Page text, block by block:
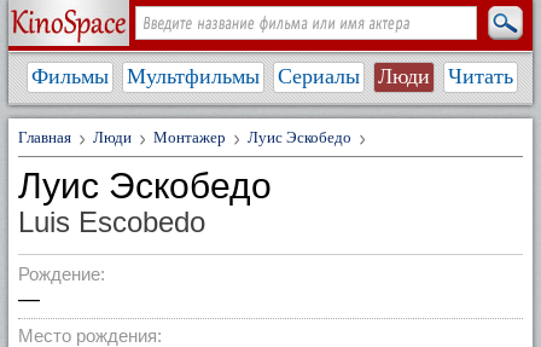
Фильмы Мультфильмы Сериалы Люди Читать
Главная Люди Монтажер Луис Эскобедо
Луис Эскобедо
Luis Escobedo
Рождение:
—
Место рождения: